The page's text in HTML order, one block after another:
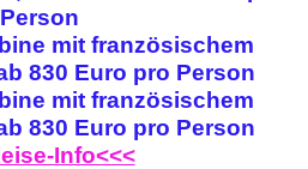
Person
mit französischem
830 Euro pro Person
mit französischem
830 Euro pro Person
Info<<<